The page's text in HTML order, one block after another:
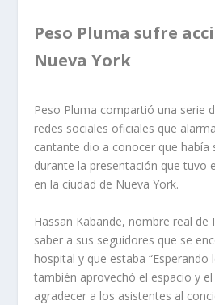
Peso Pluma sufre
Nueva York
Peso Pluma compartió una serie
redes sociales oficiales que
cantante dio a conocer que había
durante la presentación que tuvo
en la ciudad de Nueva York.
Hassan Kabande, nombre real de
saber a sus seguidores que se
hospital y que estaba “Esperando
también aprovechó el espacio y
agradecer a los asistentes al